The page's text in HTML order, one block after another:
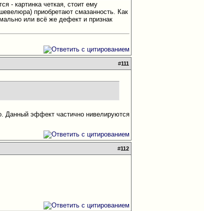
- картинка четкая, стоит ему
приобретают смазанность. Как
или всё же дефект и признак
#111
Данный эффект частично нивелируются
#112